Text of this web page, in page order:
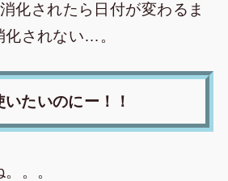
化されたら日付が変わるま
化されない…。
たいのにー！！
。。